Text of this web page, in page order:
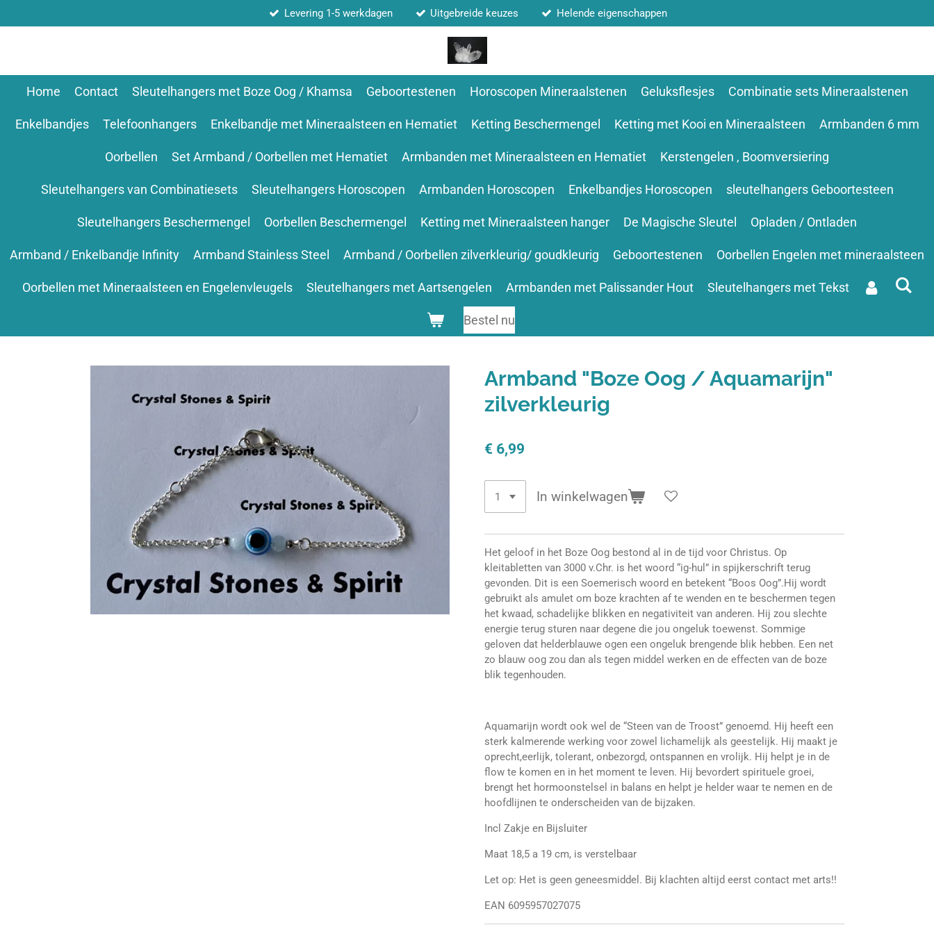
direct
hoofdinhoud
Levering 1-5 werkdagen Uitgebreide keuzes Helende eigenschappen
Home Contact Sleutelhangers met Boze Oog / Khamsa Geboortestenen Horoscopen Mineraalstenen Geluksflesjes Combinatie sets Mineraalstenen
Enkelbandjes Telefoonhangers Enkelbandje met Mineraalsteen en Hematiet Ketting Beschermengel Ketting met Kooi en Mineraalsteen Armbanden 6 mm
Oorbellen Set Armband / Oorbellen met Hematiet Armbanden met Mineraalsteen en Hematiet Kerstengelen , Boomversiering
Sleutelhangers van Combinatiesets Sleutelhangers Horoscopen Armbanden Horoscopen Enkelbandjes Horoscopen sleutelhangers Geboortesteen
Sleutelhangers Beschermengel Oorbellen Beschermengel Ketting met Mineraalsteen hanger De Magische Sleutel Opladen / Ontladen
Armband / Enkelbandje Infinity Armband Stainless Steel Armband / Oorbellen zilverkleurig/ goudkleurig Geboortestenen Oorbellen Engelen met mineraalsteen
Oorbellen met Mineraalsteen en Engelenvleugels Sleutelhangers met Aartsengelen Armbanden met Palissander Hout Sleutelhangers met Tekst
Bestel nu
Armband "Boze Oog / Aquamarijn"
zilverkleurig
€ 6,99
In winkelwagen
Het geloof in het Boze Oog bestond al in de tijd voor Christus. Op
kleitabletten van 3000 v.Chr. is het woord “ig-hul” in spijkerschrift terug
gevonden. Dit is een Soemerisch woord en betekent “Boos Oog”.Hij wordt
gebruikt als amulet om boze krachten af te wenden en te beschermen tegen
het kwaad, schadelijke blikken en negativiteit van anderen. Hij zou slechte
energie terug sturen naar degene die jou ongeluk toewenst. Sommige
geloven dat helderblauwe ogen een ongeluk brengende blik hebben. Een net
zo blauw oog zou dan als tegen middel werken en de effecten van de boze
blik tegenhouden.
Aquamarijn wordt ook wel de “Steen van de Troost” genoemd. Hij heeft een
sterk kalmerende werking voor zowel lichamelijk als geestelijk. Hij maakt je
oprecht,eerlijk, tolerant, onbezorgd, ontspannen en vrolijk. Hij helpt je in de
flow te komen en in het moment te leven. Hij bevordert spirituele groei,
brengt het hormoonstelsel in balans en helpt je helder waar te nemen en de
hoofdlijnen te onderscheiden van de bijzaken.
Incl Zakje en Bijsluiter
Maat 18,5 a 19 cm, is verstelbaar
Let op: Het is geen geneesmiddel. Bij klachten altijd eerst contact met arts!!
EAN 6095957027075